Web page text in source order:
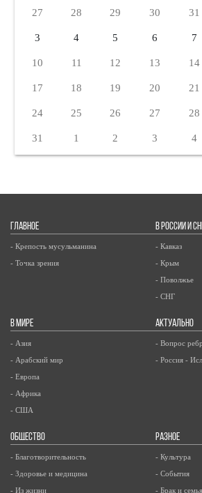
27 28 29 30 31
3 4 5 6 7
10 11 12 13 14
17 18 19 20 21
24 25 26 27 28
31 1 2 3 4
ГЛАВНОЕ
- Крепость мусульманина
- Точка зрения
В РОССИИ И СНГ
- Кавказ
- Крым
- Поволжье
- СНГ
В МИРЕ
- Азия
- Арабский мир
- Европа
- Африка
- США
АКТУАЛЬНО
- Вопрос
- Россия -
ОБЩЕСТВО
- Благотворительность
- Здоровье и медицина
- Из жизни
РАЗНОЕ
- Культура
- События
- Брак и семья